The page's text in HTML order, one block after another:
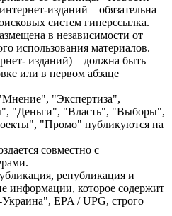
изданий – обязательна
систем гиперссылка.
в независимости от
использования материалов.
изданий) – должна быть
или в первом абзаце
"Экспертиза",
"Деньги", "Власть", "Выборы",
"Промо" публикуются на
совместно с
републикация и
информации, которое содержит
EPA / UPG, строго